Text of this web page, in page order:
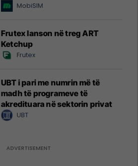
MobiSIM
Frutex lanson në treg ART
Ketchup
Frutex
UBT i pari me numrin më të
madh të programeve të
akredituara në sektorin privat
UBT